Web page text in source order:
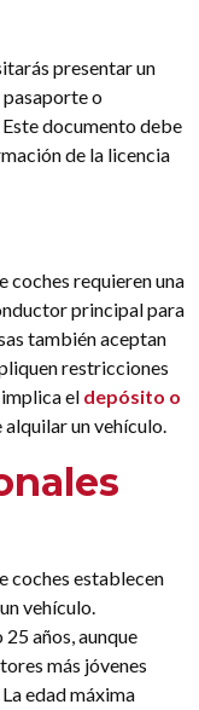
presentar un
o
documento debe
de la licencia
coches requieren una
principal para
también aceptan
restricciones
el depósito o
alquilar un vehículo.
coches establecen
vehículo.
años, aunque
más jóvenes
edad máxima